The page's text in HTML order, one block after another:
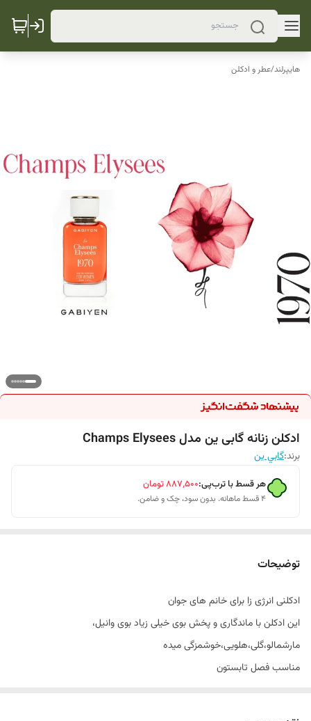
هایپرلند/عطر و ادکلن
ادکلن زنانه گابی ین مدل Champs Elysees
برند:گابي ين
هر قسط با ترب‌پی:۸۸۷٬۵۰۰تومان
۴ قسط ماهانه. بدون سود، چک و ضامن.
توضیحات
ادکلنی انرژی زا برای خانم های جوان
این ادکلن با ماندگاری و پخش بوی خیلی زیاد بوی وانیل،
مارشمالو،گلی،هلویی،خوشمزگی میده
مناسب فصل تابستون